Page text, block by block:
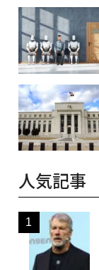
人気記事